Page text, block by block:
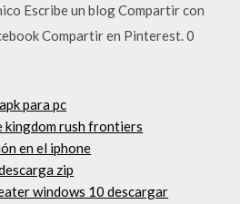
Escribe un blog Compartir con
Compartir en Pinterest. 0
para pc
kingdom rush frontiers
en el iphone
zip
windows 10 descargar